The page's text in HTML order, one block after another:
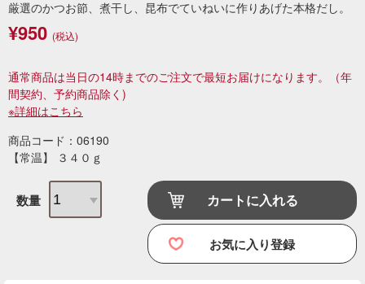
厳選のかつお節、煮干し、昆布でていねいに作りあげた本格だし。
¥950 (税込)
通常商品は当日の14時までのご注文で最短お届けになります。
（年
間契約、予約商品除く)
※詳細はこちら
商品コード：06190
【常温】 ３４０ｇ
数量 カートに入れる
お気に入り登録